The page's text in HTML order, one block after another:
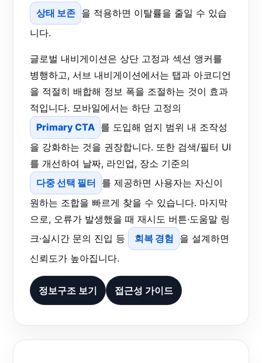
상태 보존 을 적용하면 이탈률을 줄일 수 있습
니다.
글로벌 내비게이션은 상단 고정과 섹션 앵커를
병행하고, 서브 내비게이션에서는 탭과 아코디언
을 적절히 배합해 정보 폭을 조절하는 것이 효과
적입니다. 모바일에서는 하단 고정의
Primary CTA 를 도입해 엄지 범위 내 조작성
을 강화하는 것을 권장합니다. 또한 검색/필터 UI
를 개선하여 날짜, 라인업, 장소 기준의
다중 선택 필터
를 제공하면 사용자는 자신이
원하는 조합을 빠르게 찾을 수 있습니다. 마지막
으로, 오류가 발생했을 때 재시도 버튼·도움말 링
크·실시간 문의 진입 등
회복 경험
을 설계하면
신뢰도가 높아집니다.
정보구조 보기 접근성 가이드